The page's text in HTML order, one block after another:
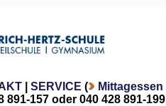
| SERVICE ( Mittagessen
157 oder 040 428 891-199